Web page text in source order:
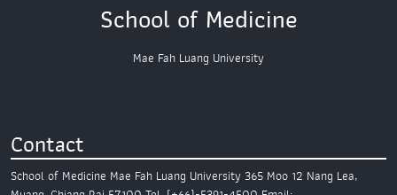
School of Medicine
Mae Fah Luang University
Contact
School of Medicine Mae Fah Luang University 365 Moo 12 Nang Lea,